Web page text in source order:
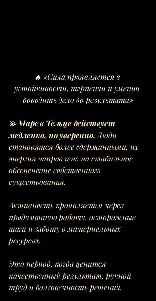
🔥 «Сила проявляется в
устойчивости, терпении и умении
доводить дело до результата»
💫 Марс в Тельце действует
медленно, но уверенно. Люди
становятся более сдержанными, их
энергия направлена на стабильное
обеспечение собственного
существования.
Активность проявляется через
продуманную работу, осторожные
шаги и заботу о материальных
ресурсах.
Это период, когда ценится
качественный результат, ручной
труд и долговечность решений.